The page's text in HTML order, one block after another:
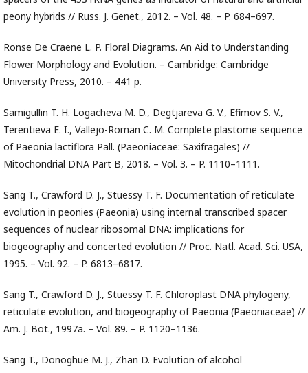
peony hybrids // Russ. J. Genet., 2012. – Vol. 48. – P. 684–697.
Ronse De Craene L. P. Floral Diagrams. An Aid to Understanding
Flower Morphology and Evolution. – Cambridge: Cambridge
University Press, 2010. – 441 p.
Samigullin T. H. Logacheva M. D., Degtjareva G. V., Efimov S. V.,
Terentieva E. I., Vallejo-Roman C. M. Complete plastome sequence
of Paeonia lactiflora Pall. (Paeoniaceae: Saxifragales) //
Mitochondrial DNA Part B, 2018. – Vol. 3. – P. 1110–1111.
Sang T., Crawford D. J., Stuessy T. F. Documentation of reticulate
evolution in peonies (Paeonia) using internal transcribed spacer
sequences of nuclear ribosomal DNA: implications for
biogeography and concerted evolution // Proc. Natl. Acad. Sci. USA,
1995. – Vol. 92. – P. 6813–6817.
Sang T., Crawford D. J., Stuessy T. F. Chloroplast DNA phylogeny,
reticulate evolution, and biogeography of Paeonia (Paeoniaceae) //
Am. J. Bot., 1997a. – Vol. 89. – P. 1120–1136.
Sang T., Donoghue M. J., Zhan D. Evolution of alcohol